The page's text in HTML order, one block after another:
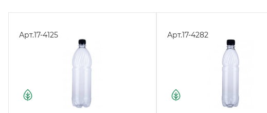
Арт.17-4125 Арт.17-4282